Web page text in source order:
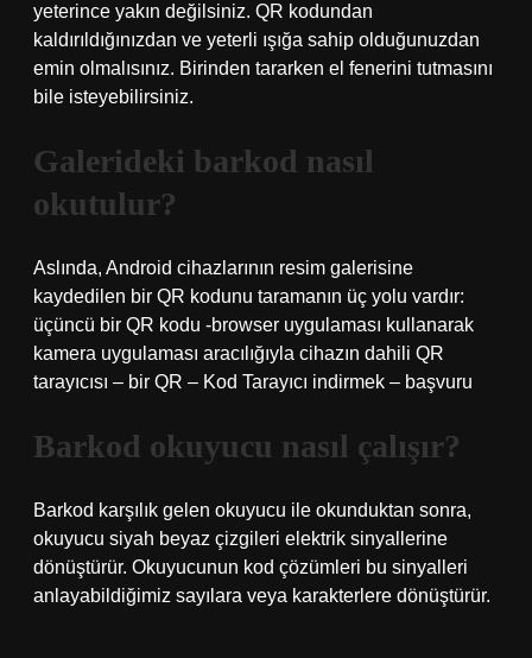
yeterince yakın değilsiniz. QR kodundan
kaldırıldığınızdan ve yeterli ışığa sahip olduğunuzdan
emin olmalısınız. Birinden tararken el fenerini tutmasını
bile isteyebilirsiniz.
Galerideki barkod nasıl
okutulur?
Aslında, Android cihazlarının resim galerisine
kaydedilen bir QR kodunu taramanın üç yolu vardır:
üçüncü bir QR kodu -browser uygulaması kullanarak
kamera uygulaması aracılığıyla cihazın dahili QR
tarayıcısı – bir QR – Kod Tarayıcı indirmek – başvuru
Barkod okuyucu nasıl çalışır?
Barkod karşılık gelen okuyucu ile okunduktan sonra,
okuyucu siyah beyaz çizgileri elektrik sinyallerine
dönüştürür. Okuyucunun kod çözümleri bu sinyalleri
anlayabildiğimiz sayılara veya karakterlere dönüştürür.